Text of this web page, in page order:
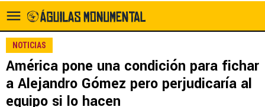
NOTICIAS
América pone una condición para fichar
a Alejandro Gómez pero perjudicaría al
equipo si lo hacen